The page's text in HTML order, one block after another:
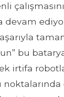
devam
bu
irtifa